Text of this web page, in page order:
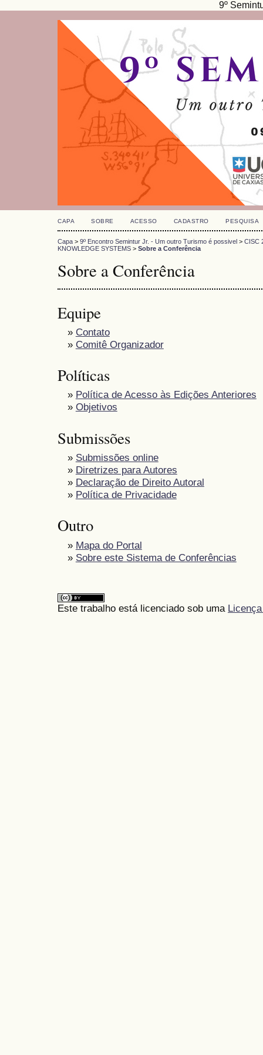
9º
CAPA SOBRE ACESSO CADASTRO PESQUISA
Capa > 9º Encontro Semintur Jr. - Um outro Turismo é possivel > CISC
KNOWLEDGE SYSTEMS > Sobre a Conferência
Sobre a Conferência
Equipe
» Contato
» Comitê Organizador
Políticas
» Política de Acesso às Edições Anteriores
» Objetivos
Submissões
» Submissões online
» Diretrizes para Autores
» Declaração de Direito Autoral
» Política de Privacidade
Outro
» Mapa do Portal
» Sobre este Sistema de Conferências
Este trabalho está licenciado sob uma